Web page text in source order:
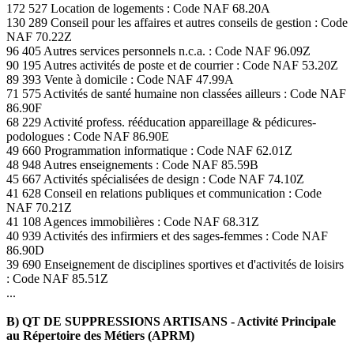
172 527 Location de logements : Code NAF 68.20A
130 289 Conseil pour les affaires et autres conseils de gestion : Code
NAF 70.22Z
96 405 Autres services personnels n.c.a. : Code NAF 96.09Z
90 195 Autres activités de poste et de courrier : Code NAF 53.20Z
89 393 Vente à domicile : Code NAF 47.99A
71 575 Activités de santé humaine non classées ailleurs : Code NAF
86.90F
68 229 Activité profess. rééducation appareillage & pédicures-
podologues : Code NAF 86.90E
49 660 Programmation informatique : Code NAF 62.01Z
48 948 Autres enseignements : Code NAF 85.59B
45 667 Activités spécialisées de design : Code NAF 74.10Z
41 628 Conseil en relations publiques et communication : Code
NAF 70.21Z
41 108 Agences immobilières : Code NAF 68.31Z
40 939 Activités des infirmiers et des sages-femmes : Code NAF
86.90D
39 690 Enseignement de disciplines sportives et d'activités de loisirs
: Code NAF 85.51Z
...
B) QT DE SUPPRESSIONS ARTISANS - Activité Principale
au Répertoire des Métiers (APRM)